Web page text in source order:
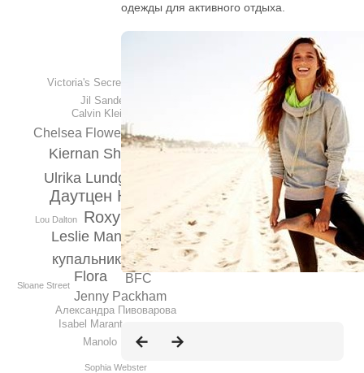
Roxy
Даутцен Крус
Leslie Mann
Ulrika Lundgren
купальник
Kiernan Shipka
Flora
Chelsea Flower Show
Jenny Packham
BFC
Lela Rose
Calvin Klein
Isabel Marant
Александра Пивоварова
Jil Sander
Manolo Blahnik
surf
Victoria's Secret
Весна 2014
Lou Dalton
Sophia Webster
Sloane Street
одежды для активного отдыха.